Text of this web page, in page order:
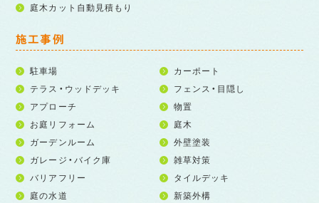
庭木カット自動見積もり
施工事例
駐車場
カーポート
テラス・ウッドデッキ
フェンス・目隠し
アプローチ
物置
お庭リフォーム
庭木
ガーデンルーム
外壁塗装
ガレージ・バイク庫
雑草対策
バリアフリー
タイルデッキ
庭の水道
新築外構